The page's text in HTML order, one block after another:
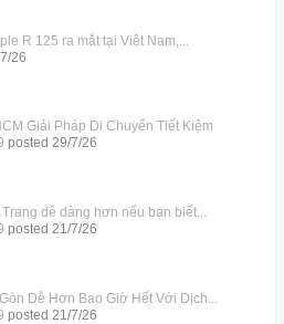
R 125 ra mắt tại Việt Nam,...
26
Giải Pháp Di Chuyển Tiết Kiệm
posted 29/7/26
dễ dàng hơn nếu bạn biết...
posted 21/7/26
Dễ Hơn Bao Giờ Hết Với Dịch...
posted 21/7/26